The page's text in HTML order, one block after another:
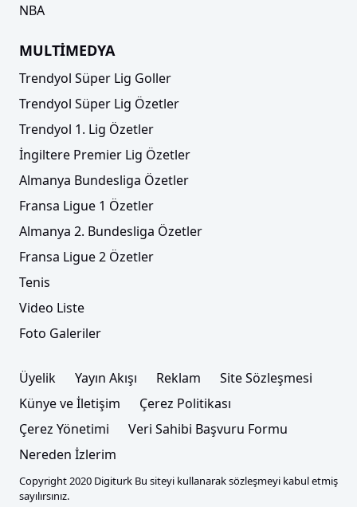
NBA
MULTİMEDYA
Trendyol Süper Lig Goller
Trendyol Süper Lig Özetler
Trendyol 1. Lig Özetler
İngiltere Premier Lig Özetler
Almanya Bundesliga Özetler
Fransa Ligue 1 Özetler
Almanya 2. Bundesliga Özetler
Fransa Ligue 2 Özetler
Tenis
Video Liste
Foto Galeriler
Üyelik Yayın Akışı Reklam
Site Sözleşmesi
Künye ve İletişim
Çerez Politikası
Çerez Yönetimi
Veri Sahibi Başvuru Formu
Nereden İzlerim
Copyright 2020 Digiturk Bu siteyi kullanarak sözleşmeyi kabul etmiş
sayılırsınız.